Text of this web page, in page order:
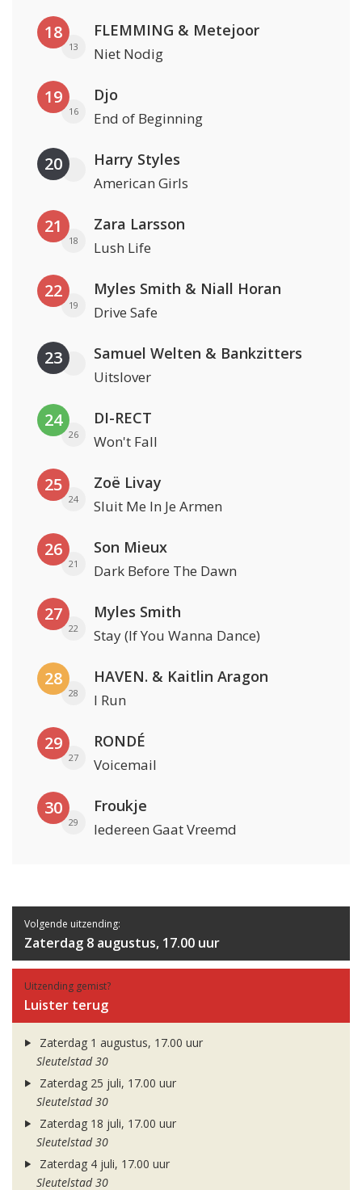
18
13
FLEMMING & Metejoor
Niet Nodig
19
16
Djo
End of Beginning
20 Harry Styles
American Girls
21
18
Zara Larsson
Lush Life
22
19
Myles Smith & Niall Horan
Drive Safe
23 Samuel Welten & Bankzitters
Uitslover
24
26
DI-RECT
Won't Fall
25
24
Zoë Livay
Sluit Me In Je Armen
26
21
Son Mieux
Dark Before The Dawn
27
22
Myles Smith
Stay (If You Wanna Dance)
28
28
HAVEN. & Kaitlin Aragon
I Run
29
27
RONDÉ
Voicemail
30
29
Froukje
Iedereen Gaat Vreemd
Volgende uitzending:
Zaterdag 8 augustus, 17.00 uur
Uitzending gemist?
Luister terug
Zaterdag 1 augustus, 17.00 uur
Sleutelstad 30
Zaterdag 25 juli, 17.00 uur
Sleutelstad 30
Zaterdag 18 juli, 17.00 uur
Sleutelstad 30
Zaterdag 4 juli, 17.00 uur
Sleutelstad 30